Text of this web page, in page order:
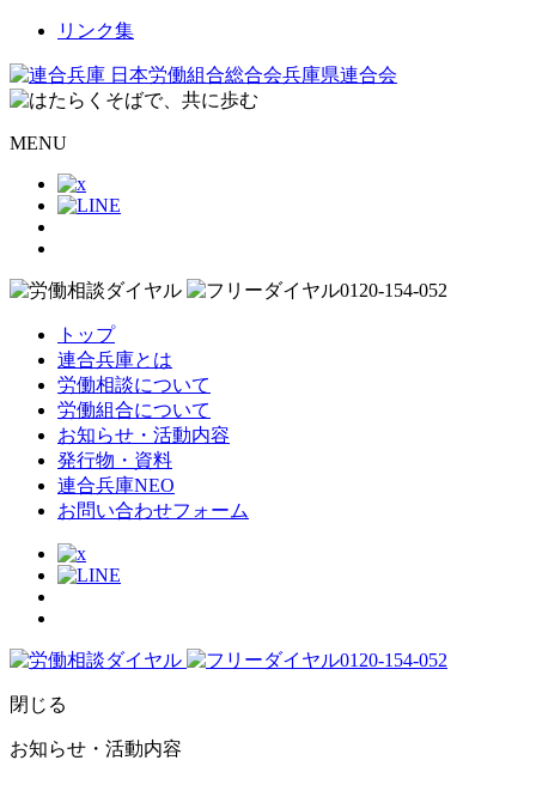
リンク集
MENU
トップ
連合兵庫とは
労働相談について
労働組合について
お知らせ・活動内容
発行物・資料
連合兵庫NEO
お問い合わせフォーム
閉じる
お知らせ・活動内容